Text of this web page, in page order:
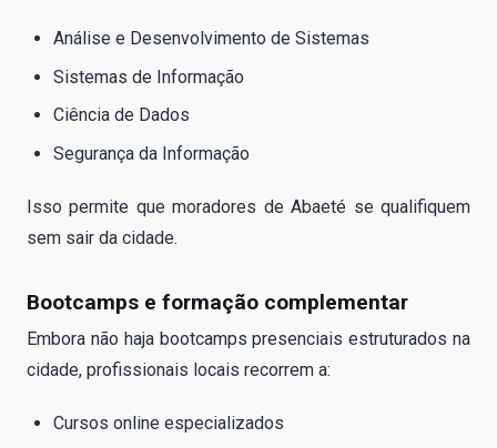
Análise e Desenvolvimento de Sistemas
Sistemas de Informação
Ciência de Dados
Segurança da Informação
Isso permite que moradores de Abaeté se qualifiquem
sem sair da cidade.
Bootcamps e formação complementar
Embora não haja bootcamps presenciais estruturados na
cidade, profissionais locais recorrem a:
Cursos online especializados